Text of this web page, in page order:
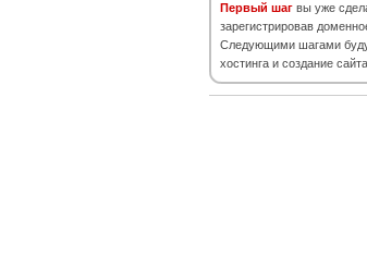
Первый шаг вы уже
зарегистрировав
Следующими шагами
хостинга и создание сайта.